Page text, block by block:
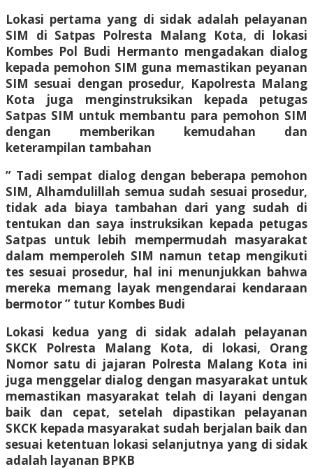
Lokasi pertama yang di sidak adalah pelayanan
SIM di Satpas Polresta Malang Kota, di lokasi
Kombes Pol Budi Hermanto mengadakan dialog
kepada pemohon SIM guna memastikan peyanan
SIM sesuai dengan prosedur, Kapolresta Malang
Kota juga menginstruksikan kepada petugas
Satpas SIM untuk membantu para pemohon SIM
dengan memberikan kemudahan dan
keterampilan tambahan
” Tadi sempat dialog dengan beberapa pemohon
SIM, Alhamdulillah semua sudah sesuai prosedur,
tidak ada biaya tambahan dari yang sudah di
tentukan dan saya instruksikan kepada petugas
Satpas untuk lebih mempermudah masyarakat
dalam memperoleh SIM namun tetap mengikuti
tes sesuai prosedur, hal ini menunjukkan bahwa
mereka memang layak mengendarai kendaraan
bermotor ” tutur Kombes Budi
Lokasi kedua yang di sidak adalah pelayanan
SKCK Polresta Malang Kota, di lokasi, Orang
Nomor satu di jajaran Polresta Malang Kota ini
juga menggelar dialog dengan masyarakat untuk
memastikan masyarakat telah di layani dengan
baik dan cepat, setelah dipastikan pelayanan
SKCK kepada masyarakat sudah berjalan baik dan
sesuai ketentuan lokasi selanjutnya yang di sidak
adalah layanan BPKB